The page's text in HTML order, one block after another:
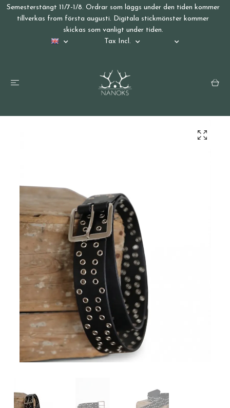
Semesterstängt 11/7-1/8. Ordrar som läggs under den tiden kommer
tillverkas from första augusti. Digitala stickmönster kommer
skickas som vanligt under tiden.
Tax Incl.